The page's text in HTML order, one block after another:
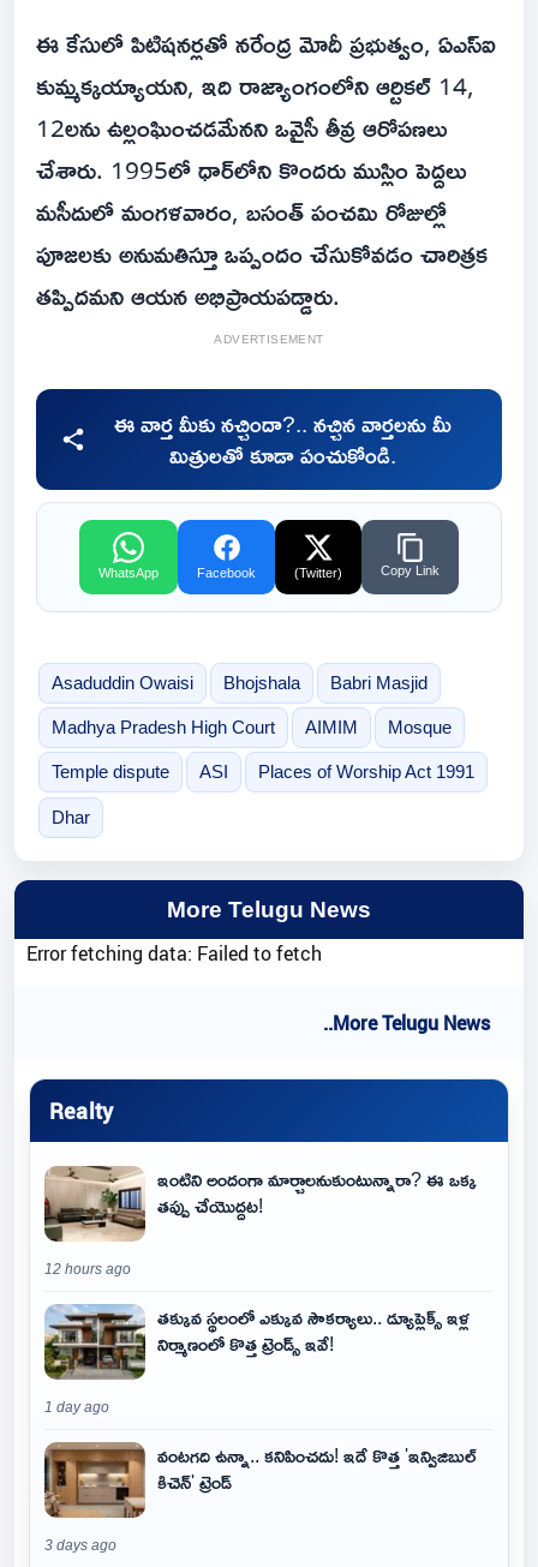
ఈ కేసులో పిటిషనర్లతో నరేంద్ర మోదీ ప్రభుత్వం, ఏఎస్ఐ
కుమ్మక్కయ్యాయని, ఇది రాజ్యాంగంలోని ఆర్టికల్ 14,
12లను ఉల్లంఘించడమేనని ఒవైసీ తీవ్ర ఆరోపణలు
చేశారు. 1995లో ధార్‌లోని కొందరు ముస్లిం పెద్దలు
మసీదులో మంగళవారం, బసంత్ పంచమి రోజుల్లో
పూజలకు అనుమతిస్తూ ఒప్పందం చేసుకోవడం చారిత్రక
తప్పిదమని ఆయన అభిప్రాయపడ్డారు.
ADVERTISEMENT
ఈ వార్త మీకు నచ్చిందా?.. నచ్చిన వార్తలను మీ
మిత్రులతో కూడా పంచుకోండి.
WhatsApp Facebook (Twitter) Copy Link
Asaduddin Owaisi Bhojshala Babri Masjid
Madhya Pradesh High Court AIMIM Mosque
Temple dispute ASI Places of Worship Act 1991
Dhar
More Telugu News
Error fetching data: Failed to fetch
..More Telugu News
Realty
ఇంటిని అందంగా మార్చాలనుకుంటున్నారా? ఈ ఒక్క
తప్పు చేయొద్దట!
12 hours ago
తక్కువ స్థలంలో ఎక్కువ సౌకర్యాలు.. డ్యూప్లెక్స్ ఇళ్ల
నిర్మాణంలో కొత్త ట్రెండ్స్ ఇవే!
1 day ago
వంటగది ఉన్నా.. కనిపించదు! ఇదే కొత్త 'ఇన్విజిబుల్
కిచెన్' ట్రెండ్
3 days ago